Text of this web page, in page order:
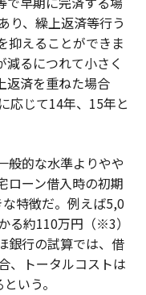
り、繰上返済等行う
抑えることができま
減るにつれて小さく
返済を重ねた場合
応じて14年、15年と
般的な水準よりやや
ローン借入時の初期
特徴だ。例えば5,0
る約110万円（※3）
銀行の試算では、借
、トータルコストは
いう。